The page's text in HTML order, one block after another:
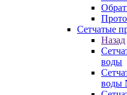
Сетчатые
Назад
воды
воды